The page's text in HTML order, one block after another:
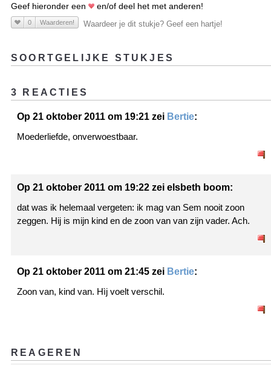
Geef hieronder een
en/of deel het met anderen!
0 Waarderen! Waardeer je dit stukje? Geef een hartje!
SOORTGELIJKE STUKJES
3 REACTIES
Op 21 oktober 2011 om 19:21 zei Bertie:
Moederliefde, onverwoestbaar.
Op 21 oktober 2011 om 19:22 zei elsbeth boom:
dat was ik helemaal vergeten: ik mag van Sem nooit zoon
zeggen. Hij is mijn kind en de zoon van van zijn vader. Ach.
Op 21 oktober 2011 om 21:45 zei Bertie:
Zoon van, kind van. Hìj voelt verschil.
REAGEREN